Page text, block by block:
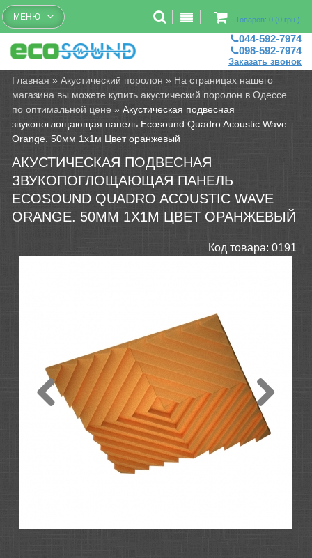
Бесплатный рассчет помещений
Товаров: 0 (0 грн.)
МЕНЮ
044-592-7974
098-592-7974
Заказать звонок
Главная »Акустический поролон » На страницах нашего
магазина вы можете купить акустический поролон в Одессе
по оптимальной цене »Акустическая подвесная
звукопоглощающая панель Ecosound Quadro Acoustic Wave
Orange. 50мм 1х1м Цвет оранжевый
АКУСТИЧЕСКАЯ ПОДВЕСНАЯ
ЗВУКОПОГЛОЩАЮЩАЯ ПАНЕЛЬ
ECOSOUND QUADRO ACOUSTIC WAVE
ORANGE. 50ММ 1Х1М ЦВЕТ ОРАНЖЕВЫЙ
Код товара: 0191